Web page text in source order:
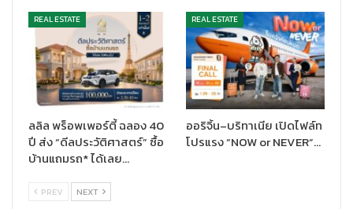
บ้านฟ้า กรีนเนอรี่ นีโอลา รังสิต-คลอง 2 บ้านเดี่ยวและบ้าน
แฝดสไตล์บ้านเดี่ยว ใกล้ฟิวเจอร์พาร์ค รังสิต ราคาเริ่ม 89–
4.99 ล้านบาท
บ้านฟ้ากรีนพาร์ค ธาม ทาวน์โฮมสไตล์ Modern Minimal เริ่ม
เพียง 79 ล้านบาท
บ้านฟ้าปิยรมย์ นอร์เดิร์น ลำลูกกา-คลอง 6 บ้านเดี่ยวหรู
Modern Luxury Nordic ราคา 4 ล้านบาท
เอ็น.ซี. ออนกรีน ฌาร์ม คลาสสิค บ้านหรูวิวสนามกอล์ฟกว่า
400 ไร่ ราคา 9 ล้านบาท
และโครงการใหม่ล่าสุด เอ็น.ซี. นีโอลา วงแหวน–ลำลูกกา บ้าน
เดี่ยวและบ้านแฝดดีไซน์ Modern Art Deco ราคาเริ่มต้น 39
REAL ESTATE
ลลิล พร็อพเพอร์ตี้ ฉลอง 40
ปี ส่ง “ดีลประวัติศาสตร์” ซื้อ
บ้านแถมรถ* ได้เลย…
REAL ESTATE
ออริจิ้น–บริทาเนีย เปิดไฟล์ท
โปรแรง “NOW or NEVER”…
PREV NEXT